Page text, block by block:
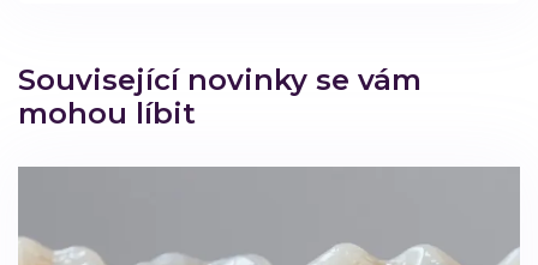
Související novinky se vám
mohou líbit